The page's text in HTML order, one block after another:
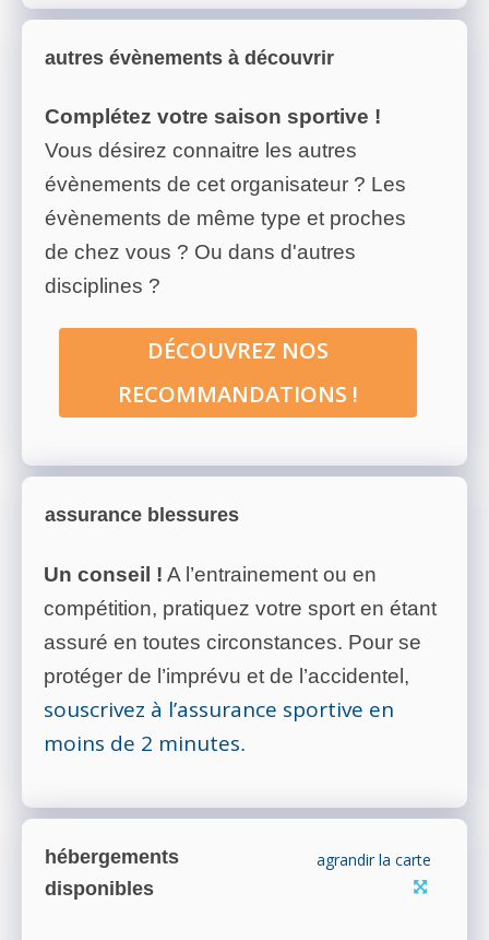
autres évènements à découvrir
Complétez votre saison sportive !
Vous désirez connaitre les autres
évènements de cet organisateur ? Les
évènements de même type et proches
de chez vous ? Ou dans d'autres
disciplines ?
DÉCOUVREZ NOS
RECOMMANDATIONS !
assurance blessures
Un conseil ! A l’entrainement ou en
compétition, pratiquez votre sport en étant
assuré en toutes circonstances. Pour se
protéger de l’imprévu et de l’accidentel,
souscrivez à l’assurance sportive en
moins de 2 minutes.
hébergements
disponibles
agrandir la carte